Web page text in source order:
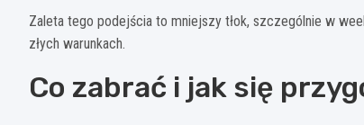
Zaleta tego podejścia to mniejszy tłok, szczególnie w
złych warunkach.
Co zabrać i jak się